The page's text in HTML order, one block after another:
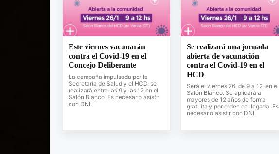
Este viernes vacunarán
contra el Covid-19 en el
Concejo Deliberante
La campaña impulsada por la
Secretaría de Salud y el HCD, se
realizará entre las 9 y las 12 en el
Salón Blanco. Es necesario asistir
con DNI.
Se realizará una jornada
abierta de vacunación
contra el Covid-19 en el
HCD
Será el viernes 26, de 9 a 12, en el
Salón Blanco. Se aplicará a
mayores de 12 años de forma
gratuita y por orden de llegada. Es
necesario asistir con DNI.